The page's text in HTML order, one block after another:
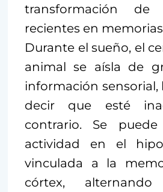
transformación de
recientes en
Durante el sueño, el
animal se aísla de
información
decir que esté
contrario. Se
actividad en el
vinculada a la
córtex,